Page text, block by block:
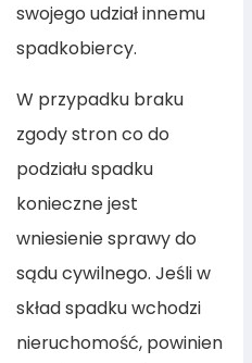
swojego udział innemu
spadkobiercy.
W przypadku braku
zgody stron co do
podziału spadku
konieczne jest
wniesienie sprawy do
sądu cywilnego. Jeśli w
skład spadku wchodzi
nieruchomość, powinien